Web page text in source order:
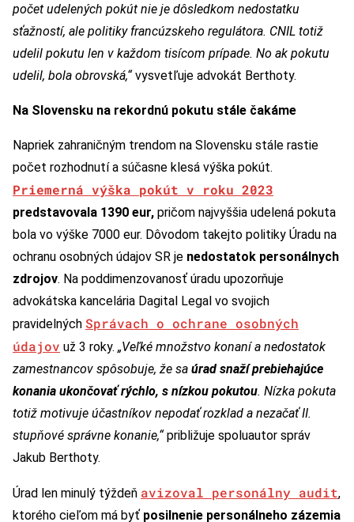
počet udelených pokút nie je dôsledkom nedostatku
sťažností, ale politiky francúzskeho regulátora. CNIL totiž
udelil pokutu len v každom tisícom prípade. No ak pokutu
udelil, bola obrovská,“vysvetľuje advokát Berthoty.
Na Slovensku na rekordnú pokutu stále čakáme
Napriek zahraničným trendom na Slovensku stále rastie
počet rozhodnutí a súčasne klesá výška pokút.
Priemerná výška pokút v roku 2023
predstavovala 1390 eur, pričom najvyššia udelená pokuta
bola vo výške 7000 eur. Dôvodom takejto politiky Úradu na
ochranu osobných údajov SR je nedostatok personálnych
zdrojov. Na poddimenzovanosť úradu upozorňuje
advokátska kancelária Dagital Legal vo svojich
pravidelných Správach o ochrane osobných
údajov už 3 roky. „Veľké množstvo konaní a nedostatok
zamestnancov spôsobuje, že sa úrad snaží prebiehajúce
konania ukončovať rýchlo, s nízkou pokutou. Nízka pokuta
totiž motivuje účastníkov nepodať rozklad a nezačať II.
stupňové správne konanie,“približuje spoluautor správ
Jakub Berthoty.
Úrad len minulý týždeň avizoval personálny audit,
ktorého cieľom má byť posilnenie personálneho zázemia